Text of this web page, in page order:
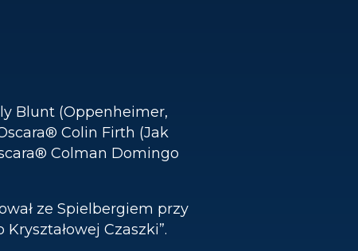
Blunt (Oppenheimer,
Colin Firth (Jak
Colman Domingo
ze Spielbergiem przy
Czaszki”.